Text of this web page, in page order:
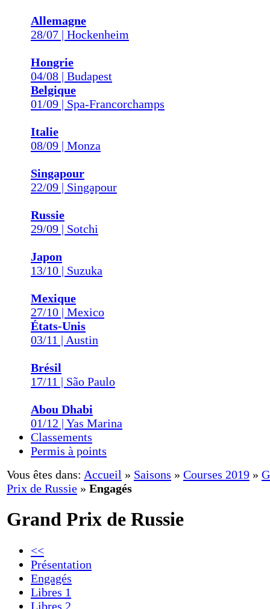
Allemagne
28/07 | Hockenheim
Hongrie
04/08 | Budapest
Belgique
01/09 | Spa-Francorchamps
Italie
08/09 | Monza
Singapour
22/09 | Singapour
Russie
29/09 | Sotchi
Japon
13/10 | Suzuka
Mexique
27/10 | Mexico
États-Unis
03/11 | Austin
Brésil
17/11 | São Paulo
Abou Dhabi
01/12 | Yas Marina
Classements
Permis à points
Vous êtes dans: Accueil » Saisons » Courses 2019 »
Prix de Russie » Engagés
Grand Prix de Russie
<<
Présentation
Engagés
Libres 1
Libres 2